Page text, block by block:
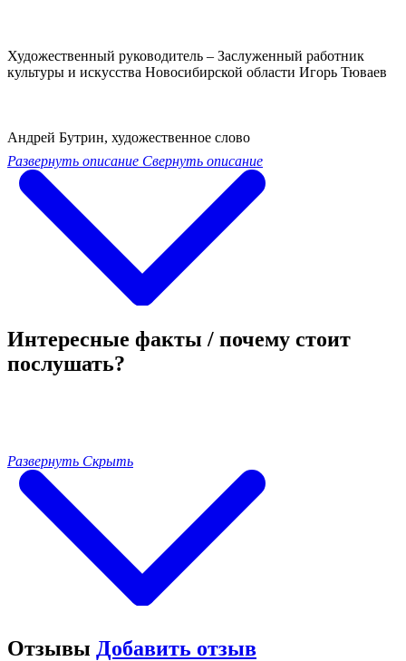
Художественный руководитель – Заслуженный работник
культуры и искусства Новосибирской области Игорь Тюваев
Андрей Бутрин, художественное слово
Развернуть описание Свернуть описание
Интересные факты / почему стоит
послушать?
Развернуть Скрыть
Отзывы Добавить отзыв